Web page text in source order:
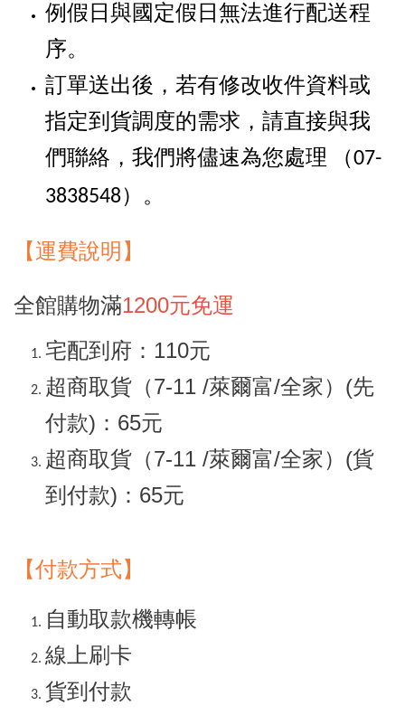
例假日與國定假日無法進行配送程
序。
訂單送出後，若有修改收件資料或
指定到貨調度的需求，請直接與我
們聯絡，我們將儘速為您處理 （07-
3838548） 。
【運費說明】
全館購物滿1200元免運
宅配到府：110元
超商取貨（7-11 /萊爾富/全家）(先
付款)：65元
超商取貨（7-11 /萊爾富/全家）(貨
到付款)：65元
【付款方式】
自動取款機轉帳
線上刷卡
貨到付款